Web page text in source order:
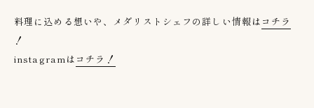
料理に込める想いや、メダリストシェフの詳しい情報は コチラ
！
instagramは コチラ！